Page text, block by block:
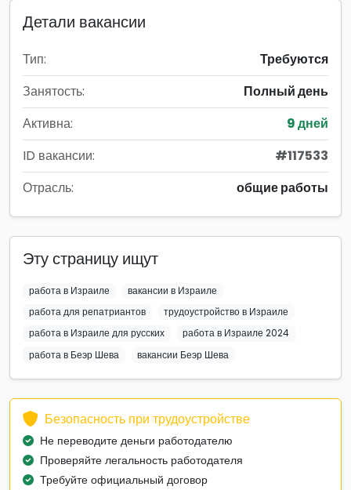
Детали вакансии
Тип:
Требуются
Занятость:
Полный день
Активна:
9 дней
ID вакансии:
#117533
Отрасль:
общие работы
Эту страницу ищут
работа в Израиле
вакансии в Израиле
работа для репатриантов
трудоустройство в Израиле
работа в Израиле для русских
работа в Израиле 2024
работа в Беэр Шева
вакансии Беэр Шева
Безопасность при трудоустройстве
Не переводите деньги работодателю
Проверяйте легальность работодателя
Требуйте официальный договор